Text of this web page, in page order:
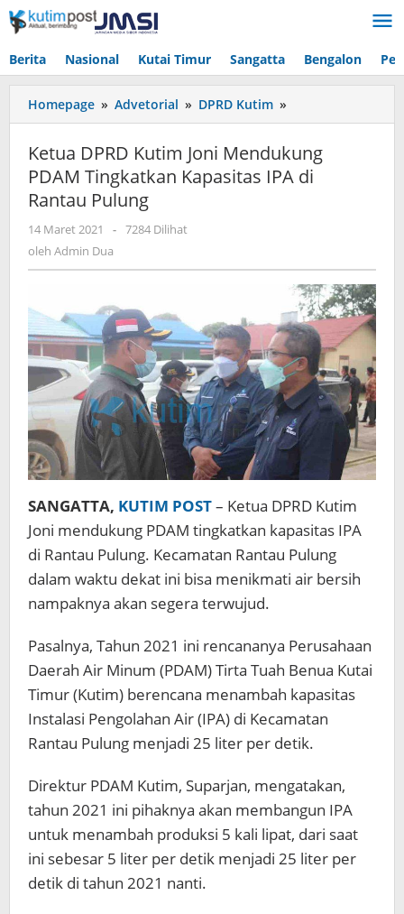
Lewati
ke
Berita Nasional Kutai Timur Sangatta Bengalon
Homepage » Advetorial » DPRD Kutim »
DPRD
Joni
Mendukung
di
Rantau
Pulung
Ketua DPRD Kutim Joni Mendukung
PDAM Tingkatkan Kapasitas IPA di
Rantau Pulung
14 Maret 2021
oleh
- 7284 Dilihat
oleh Admin Dua
SANGATTA, KUTIM POST– Ketua DPRD Kutim
Joni mendukung PDAM tingkatkan kapasitas IPA
di Rantau Pulung. Kecamatan Rantau Pulung
dalam waktu dekat ini bisa menikmati air bersih
nampaknya akan segera terwujud.
Pasalnya, Tahun 2021 ini rencananya Perusahaan
Daerah Air Minum (PDAM) Tirta Tuah Benua Kutai
Timur (Kutim) berencana menambah kapasitas
Instalasi Pengolahan Air (IPA) di Kecamatan
Rantau Pulung menjadi 25 liter per detik.
Direktur PDAM Kutim, Suparjan, mengatakan,
tahun 2021 ini pihaknya akan membangun IPA
untuk menambah produksi 5 kali lipat, dari saat
ini sebesar 5 liter per detik menjadi 25 liter per
detik di tahun 2021 nanti.